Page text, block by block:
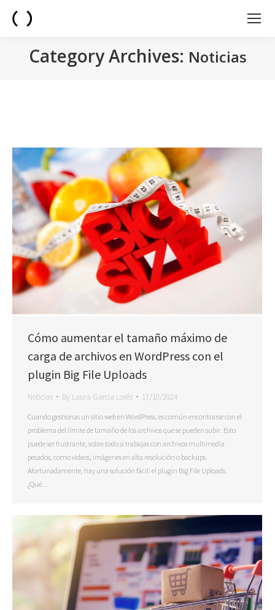
Category Archives: Noticias
Cómo aumentar el tamaño máximo de
carga de archivos en WordPress con el
plugin Big File Uploads
Noticias By Laura Garcia Lorés 17/10/2024
Cuando gestionas un sitio web en WordPress, es común encontrarse con el
problema del límite de tamaño de los archivos que se pueden subir. Esto
puede ser frustrante, sobre todo si trabajas con archivos multimedia
pesados, como videos, imágenes en alta resolución o backups.
Afortunadamente, hay una solución fácil: el plugin Big File Uploads.
¿Qué…